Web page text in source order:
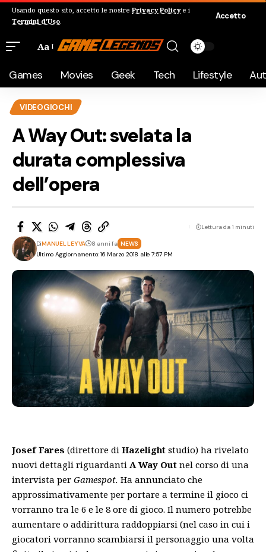
Usando questo sito, accetto le nostre Privacy Policye i
Termini d'Uso.
Accetto
Aa
Games Movies Geek Tech Lifestyle
VIDEOGIOCHI
A Way Out: svelata la
durata complessiva
dell’opera
Ultimo Aggiornamento: 16 Marzo 2018 alle 7:57 PM
DiMANUEL LEYVA 8 anni fa NEWS
Lettura da 1 minuti
Josef Fares (direttore di Hazelight studio) ha rivelato
nuovi dettagli riguardanti A Way Out nel corso di una
intervista per Gamespot. Ha annunciato che
approssimativamente per portare a termine il gioco ci
vorranno tra le 6 e le 8 ore di gioco. Il numero potrebbe
aumentare o addirittura raddoppiarsi (nel caso in cui i
giocatori vorranno scambiarsi il personaggio una volta